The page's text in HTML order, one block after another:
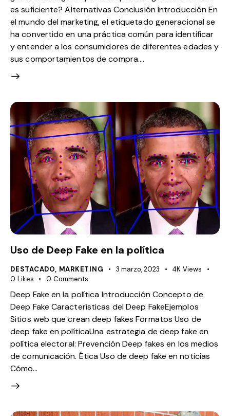
es suficiente? Alternativas Conclusión Introducción En
el mundo del marketing, el etiquetado generacional se
ha convertido en una práctica común para identificar
y entender a los consumidores de diferentes edades y
sus comportamientos de compra.…
Uso de Deep Fake en la política
DESTACADO, MARKETING 3 marzo, 2023 4K Views
0 Likes 0 Comments
Deep Fake en la política Introducción Concepto de
Deep Fake Características del Deep FakeEjemplos
Sitios web que crean deep fakes Formatos Uso de
deep fake en políticaUna estrategia de deep fake en
política electoral: Prevención Deep fakes en los medios
de comunicación. Ética Uso de deep fake en noticias
Cómo…